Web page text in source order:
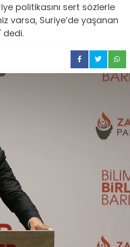
politikasını sert sözlerle
varsa, Suriye’de yaşanan
dedi.